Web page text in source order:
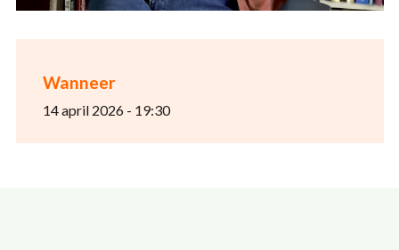
Wanneer
14 april 2026 - 19:30